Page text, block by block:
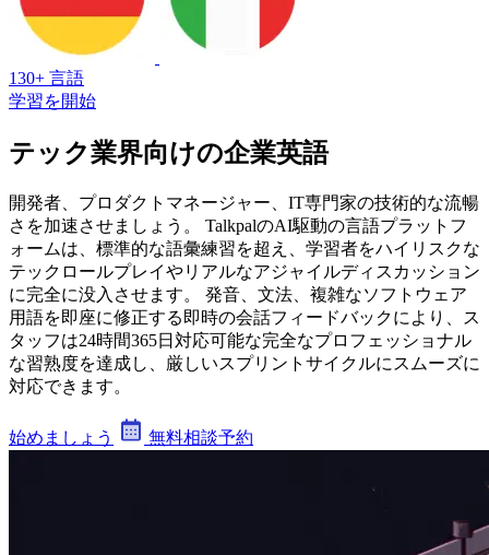
130+ 言語
学習を開始
テック業界向けの企業英語
開発者、プロダクトマネージャー、IT専門家の技術的な流暢
さを加速させましょう。 TalkpalのAI駆動の言語プラットフ
ォームは、標準的な語彙練習を超え、学習者をハイリスクな
テックロールプレイやリアルなアジャイルディスカッション
に完全に没入させます。 発音、文法、複雑なソフトウェア
用語を即座に修正する即時の会話フィードバックにより、ス
タッフは24時間365日対応可能な完全なプロフェッショナル
な習熟度を達成し、厳しいスプリントサイクルにスムーズに
対応できます。
始めましょう 無料相談予約